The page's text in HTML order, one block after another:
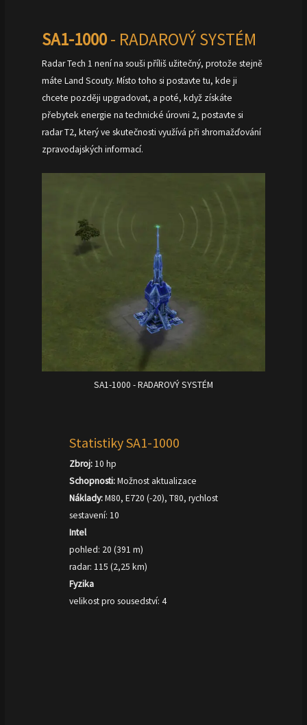
SA1-1000- RADAROVÝ SYSTÉM
Radar Tech 1 není na souši příliš užitečný, protože stejně
máte Land Scouty. Místo toho si postavte tu, kde ji
chcete později upgradovat, a poté, když získáte
přebytek energie na technické úrovni 2, postavte si
radar T2, který ve skutečnosti využívá při shromažďování
zpravodajských informací.
SA1-1000 - RADAROVÝ SYSTÉM
Statistiky SA1-1000
Zbroj:10 hp
Schopnosti:Možnost aktualizace
Náklady:M80, E720 (-20), T80, rychlost
sestavení: 10
Intel
pohled: 20 (391 m)
radar: 115 (2,25 km)
Fyzika
velikost pro sousedství: 4